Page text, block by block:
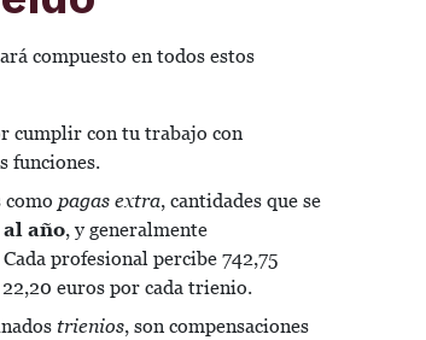
compuesto en todos estos
cumplir con tu trabajo con
funciones.
como pagas extra, cantidades que se
al año, y generalmente
profesional percibe 742,75
euros por cada trienio.
trienios, son compensaciones